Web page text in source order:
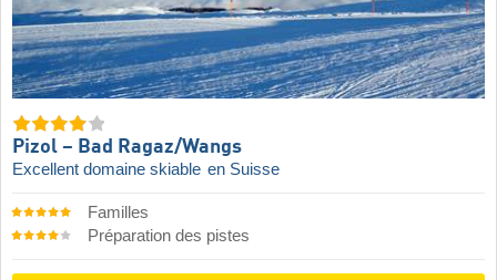
Pizol – Bad Ragaz/​Wangs
Excellent domaine skiable en Suisse
Familles
Préparation des pistes